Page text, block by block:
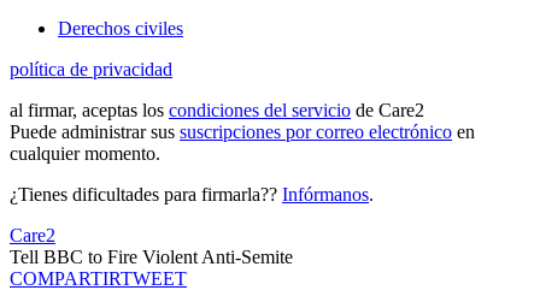
Derechos civiles
política de privacidad
al firmar, aceptas los condiciones del servicio de Care2
Puede administrar sus suscripciones por correo electrónico en
cualquier momento.
¿Tienes dificultades para firmarla?? Infórmanos.
Care2
Tell BBC to Fire Violent Anti-Semite
COMPARTIRTWEET